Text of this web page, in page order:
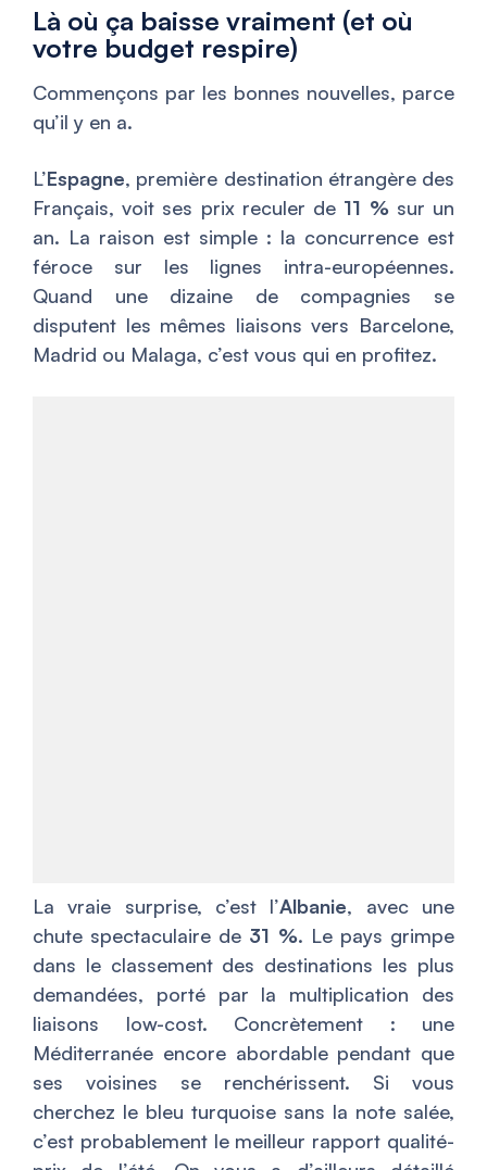
Là où ça baisse vraiment (et où
votre budget respire)
Commençons par les bonnes nouvelles, parce
qu’il y en a.
L’Espagne, première destination étrangère des
Français, voit ses prix reculer de 11 %sur un
an. La raison est simple : la concurrence est
féroce sur les lignes intra-européennes.
Quand une dizaine de compagnies se
disputent les mêmes liaisons vers Barcelone,
Madrid ou Malaga, c’est vous qui en profitez.
La vraie surprise, c’est l’Albanie, avec une
chute spectaculaire de 31 %. Le pays grimpe
dans le classement des destinations les plus
demandées, porté par la multiplication des
liaisons low-cost. Concrètement : une
Méditerranée encore abordable pendant que
ses voisines se renchérissent. Si vous
cherchez le bleu turquoise sans la note salée,
c’est probablement le meilleur rapport qualité-